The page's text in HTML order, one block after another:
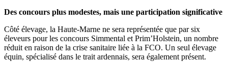
Des concours plus modestes, mais une participation significative
Côté élevage, la Haute-Marne ne sera représentée que par six
éleveurs pour les concours Simmental et Prim’Holstein, un nombre
réduit en raison de la crise sanitaire liée à la FCO. Un seul élevage
équin, spécialisé dans le trait ardennais, sera également présent.